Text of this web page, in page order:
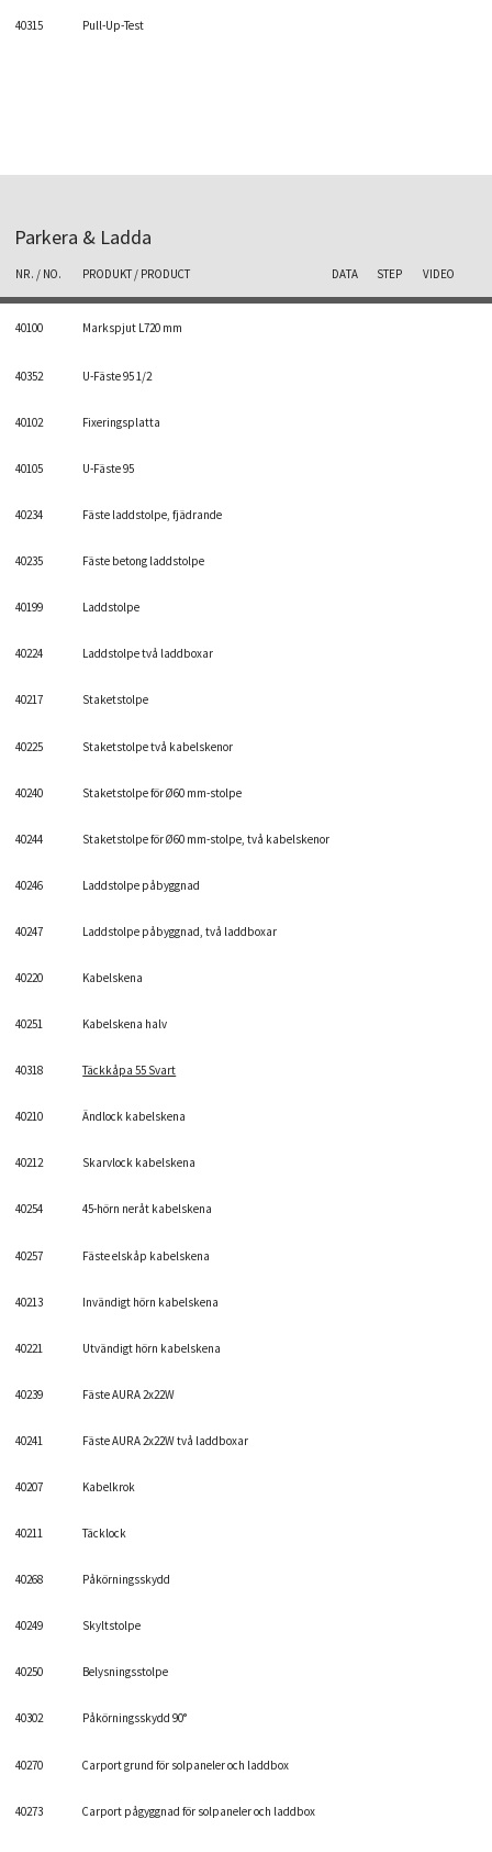
40315 Pull-Up-Test
Parkera & Ladda
40100 Markspjut L720 mm
NR. / NO. PRODUKT / PRODUCT DATA STEP VIDEO
40102 Fixeringsplatta
40318 Täckkåpa 55 Svart
40352 U-Fäste 95 1/2
40105 U-Fäste 95
40234 Fäste laddstolpe, fjädrande
40235 Fäste betong laddstolpe
40199 Laddstolpe
40224 Laddstolpe två laddboxar
40217 Staketstolpe
40225 Staketstolpe två kabelskenor
40240 Staketstolpe för Ø60 mm-stolpe
40244 Staketstolpe för Ø60 mm-stolpe, två kabelskenor
40246 Laddstolpe påbyggnad
40247 Laddstolpe påbyggnad, två laddboxar
40220 Kabelskena
40251 Kabelskena halv
40210 Ändlock kabelskena
40212 Skarvlock kabelskena
40254 45-hörn neråt kabelskena
40257 Fäste elskåp kabelskena
40213 Invändigt hörn kabelskena
40221 Utvändigt hörn kabelskena
40239 Fäste AURA 2x22W
40241 Fäste AURA 2x22W två laddboxar
40207 Kabelkrok
40211 Täcklock
40268 Påkörningsskydd
40249 Skyltstolpe
40250 Belysningsstolpe
40302 Påkörningsskydd 90°
40270 Carport grund för solpaneler och laddbox
40273 Carport pågyggnad för solpaneler och laddbox